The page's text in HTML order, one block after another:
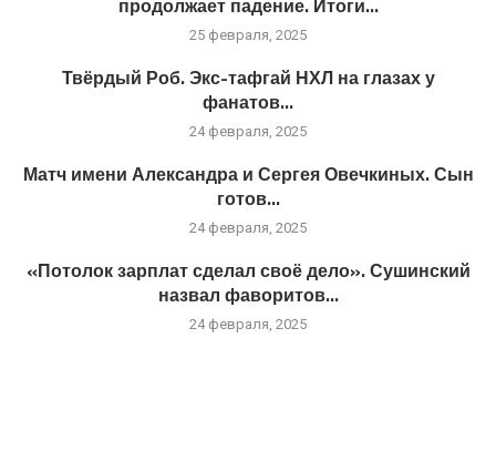
продолжает падение. Итоги...
25 февраля, 2025
Твёрдый Роб. Экс-тафгай НХЛ на глазах у
фанатов...
24 февраля, 2025
Матч имени Александра и Сергея Овечкиных. Сын
готов...
24 февраля, 2025
«Потолок зарплат сделал своё дело». Сушинский
назвал фаворитов...
24 февраля, 2025